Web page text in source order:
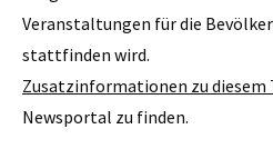
Veranstaltungen für die
stattfinden wird.
Zusatzinformationen zu diesem
Newsportal zu finden.